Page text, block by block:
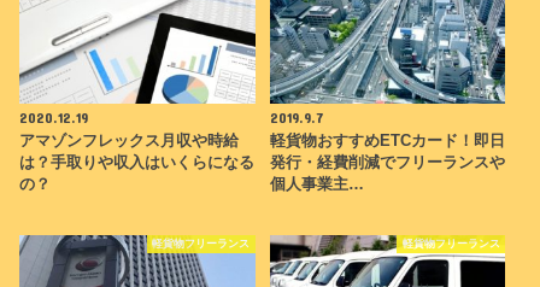
2020.12.19
アマゾンフレックス月収や時給
は？手取りや収入はいくらになる
の？
2019.9.7
軽貨物おすすめETCカード！即日
発行・経費削減でフリーランスや
個人事業主…
軽貨物フリーランス 軽貨物フリーランス